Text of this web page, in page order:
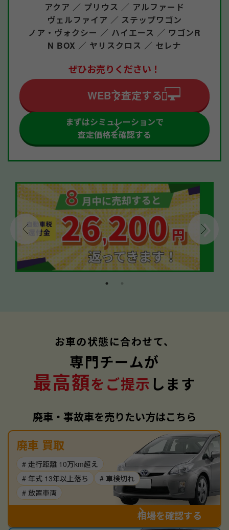
アクア ／ プリウス ／ アルファード
ヴェルファイア ／ ステップワゴン
ノア・ヴォクシー ／ ハイエース ／ ワゴンR
N BOX ／ ヤリスクロス ／ セレナ
ぜひお売りください！
WEBで査定する
まずはシミュレーションで
査定価格を確認する
お車の状態に合わせて、
専門チームが
最高額をご提示 します
廃車・事故車を売りたい方はこちら
廃車 買取
# 走行距離 10万km超え
# 年式 13年以上落ち
# 車検切れ
# 放置車両
相場を確認する